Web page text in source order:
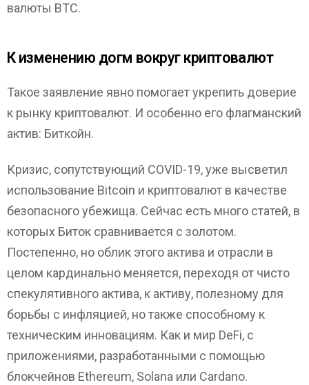
валюты BTC.
К изменению догм вокруг криптовалют
Такое заявление явно помогает укрепить доверие
к рынку криптовалют. И особенно его флагманский
актив: Биткойн.
Кризис, сопутствующий COVID-19, уже высветил
использование Bitcoin и криптовалют в качестве
безопасного убежища. Сейчас есть много статей, в
которых Биток сравнивается с золотом.
Постепенно, но облик этого актива и отрасли в
целом кардинально меняется, переходя от чисто
спекулятивного актива, к активу, полезному для
борьбы с инфляцией, но также способному к
техническим инновациям. Как и мир DeFi, с
приложениями, разработанными с помощью
блокчейнов Ethereum, Solana или Cardano.